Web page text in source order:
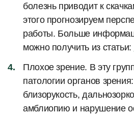
болезнь приводит к
этого прогнозируем
работы. Больше
можно получить из статьи:
Плохое зрение. В эту
патологии органов
близорукость,
амблиопию и нарушение